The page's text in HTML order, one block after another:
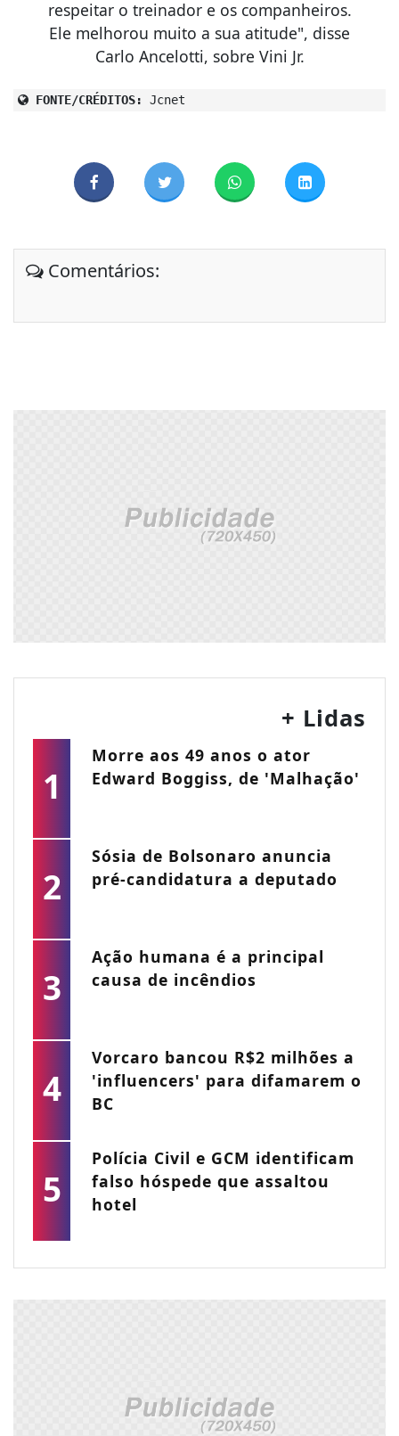
respeitar o treinador e os companheiros.
Ele melhorou muito a sua atitude", disse
Carlo Ancelotti, sobre Vini Jr.
FONTE/CRÉDITOS: Jcnet
Comentários:
+ Lidas
1
Morre aos 49 anos o ator
Edward Boggiss, de 'Malhação'
2
Sósia de Bolsonaro anuncia
pré-candidatura a deputado
3
Ação humana é a principal
causa de incêndios
4
Vorcaro bancou R$2 milhões a
'influencers' para difamarem o
BC
5
Polícia Civil e GCM identificam
falso hóspede que assaltou
hotel